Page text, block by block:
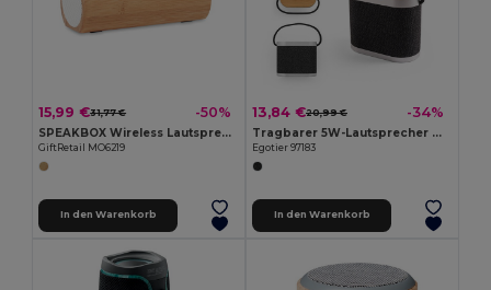
15,99 €31,77 € -50%
SPEAKBOX Wireless Lautsprecher 2x5W
GiftRetail MO6219
In den Warenkorb
13,84 €20,99 € -34%
Tragbarer 5W-Lautsprecher mit superschnellem kabellosem 15W-Ladegerät und 2h Akkulaufzeit aus Bambus und Recyceltes PET (100% rPET)
Egotier 97183
In den Warenkorb